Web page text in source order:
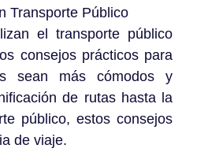
Transporte Público
el transporte público
consejos prácticos para
sean más cómodos y
de rutas hasta la
público, estos consejos
de viaje.